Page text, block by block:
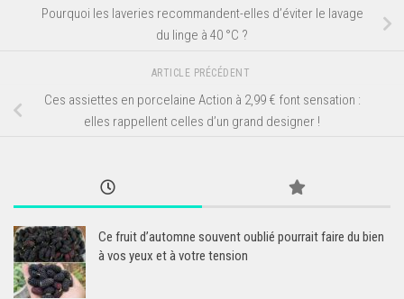
Pourquoi les laveries recommandent-elles d’éviter le lavage
du linge à 40 °C ?
ARTICLE PRÉCÉDENT
Ces assiettes en porcelaine Action à 2,99 € font sensation :
elles rappellent celles d’un grand designer !
Ce fruit d’automne souvent oublié pourrait faire du bien
à vos yeux et à votre tension